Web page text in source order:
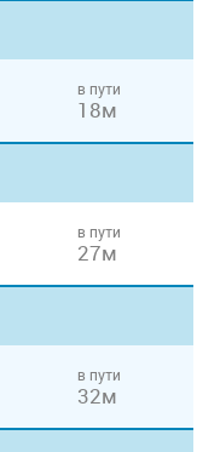
в пути
18м
в пути
27м
в пути
32м